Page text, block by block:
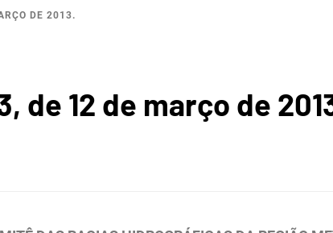
DE 2013.
de 12 de março de